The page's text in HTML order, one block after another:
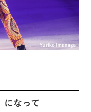
になって